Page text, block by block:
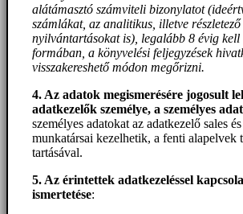
alátámasztó számviteli bizonylatot
számlákat, az analitikus, illetve részletező
nyilvántartásokat is), legalább 8 évig kell
formában, a könyvelési feljegyzések
visszakereshető módon megőrizni.
4. Az adatok megismerésére jogosult
adatkezelők személye, a személyes
személyes adatokat az adatkezelő sales
munkatársai kezelhetik, a fenti alapelvek
tartásával.
5. Az érintettek adatkezeléssel
ismertetése: